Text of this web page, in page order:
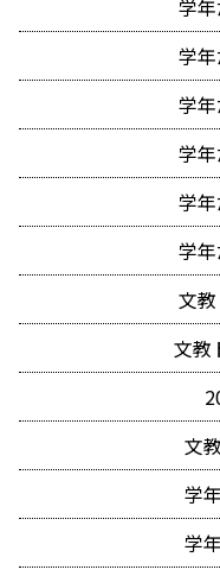
学
学
学
学
学
学
文
文教
文
学
学